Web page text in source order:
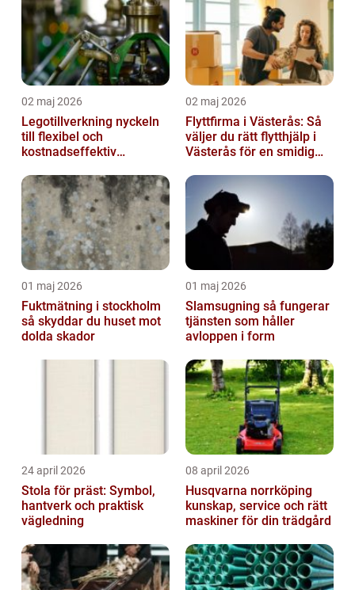
02 maj 2026
Legotillverkning nyckeln
till flexibel och
kostnadseffektiv
02 maj 2026
Flyttfirma i Västerås: Så
väljer du rätt flytthjälp i
Västerås för en smidig
01 maj 2026
Fuktmätning i stockholm
så skyddar du huset mot
dolda skador
01 maj 2026
Slamsugning så fungerar
tjänsten som håller
avloppen i form
24 april 2026
Stola för präst: Symbol,
hantverk och praktisk
vägledning
08 april 2026
Husqvarna norrköping
kunskap, service och rätt
maskiner för din trädgård